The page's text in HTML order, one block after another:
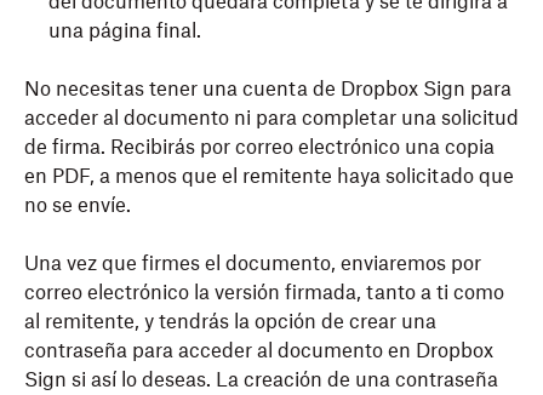
una página final.
No necesitas tener una cuenta de Dropbox Sign para
acceder al documento ni para completar una solicitud
de firma. Recibirás por correo electrónico una copia
en PDF, a menos que el remitente haya solicitado que
no se envíe.
Una vez que firmes el documento, enviaremos por
correo electrónico la versión firmada, tanto a ti como
al remitente, y tendrás la opción de crear una
contraseña para acceder al documento en Dropbox
Sign si así lo deseas. La creación de una contraseña